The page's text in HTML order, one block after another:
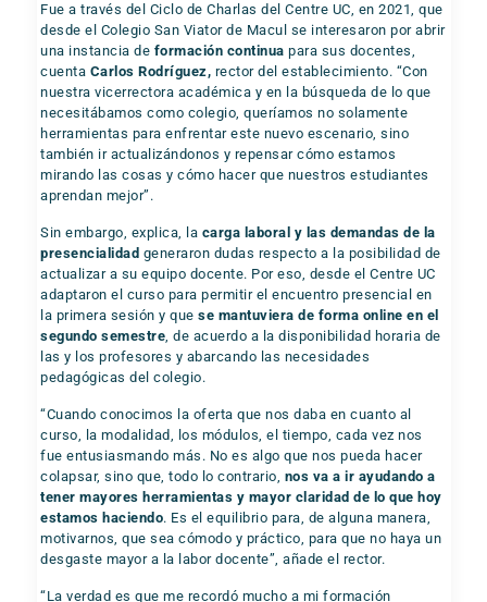
Fue a través del Ciclo de Charlas del Centre UC, en 2021, que
desde el Colegio San Viator de Macul se interesaron por abrir
una instancia de formación continua para sus docentes,
cuenta Carlos Rodríguez, rector del establecimiento. “Con
nuestra vicerrectora académica y en la búsqueda de lo que
necesitábamos como colegio, queríamos no solamente
herramientas para enfrentar este nuevo escenario, sino
también ir actualizándonos y repensar cómo estamos
mirando las cosas y cómo hacer que nuestros estudiantes
aprendan mejor”.
Sin embargo, explica, la carga laboral y las demandas de la
presencialidad generaron dudas respecto a la posibilidad de
actualizar a su equipo docente. Por eso, desde el Centre UC
adaptaron el curso para permitir el encuentro presencial en
la primera sesión y quese mantuviera de forma online en el
segundo semestre, de acuerdo a la disponibilidad horaria de
las y los profesores y abarcando las necesidades
pedagógicas del colegio.
“Cuando conocimos la oferta que nos daba en cuanto al
curso, la modalidad, los módulos, el tiempo, cada vez nos
fue entusiasmando más. No es algo que nos pueda hacer
colapsar, sino que, todo lo contrario, nos va a ir ayudando a
tener mayores herramientas y mayor claridad de lo que hoy
estamos haciendo. Es el equilibrio para, de alguna manera,
motivarnos, que sea cómodo y práctico, para que no haya un
desgaste mayor a la labor docente”, añade el rector.
“La verdad es que me recordó mucho a mi formación